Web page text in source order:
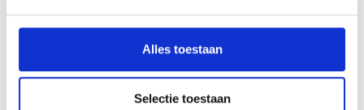
personaliseren, om functies voor social media te bieden
en om ons websiteverkeer te analyseren. Ook delen we
informatie over uw gebruik van onze site met onze
partners voor social media, adverteren en analyse. Deze
Alles toestaan
Selectie toestaan